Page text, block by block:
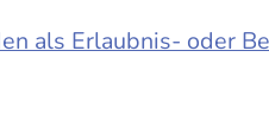
als Erlaubnis- oder